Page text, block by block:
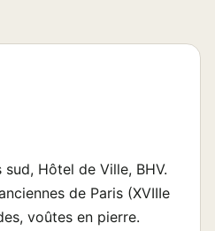
Hôtel de Ville, BHV.
de Paris (XVIIIe
voûtes en pierre.